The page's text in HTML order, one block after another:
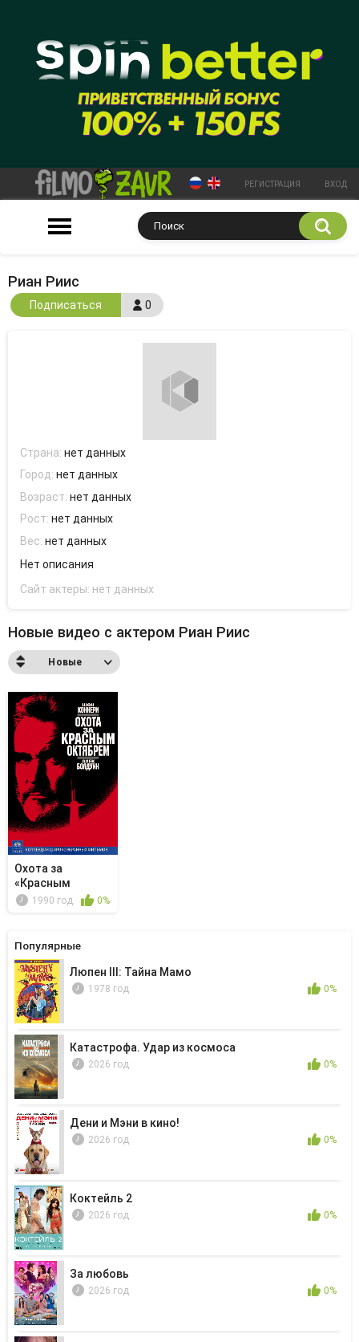
РЕГИСТРАЦИЯ ВХОД
Популярные
Люпен III: Тайна Мамо
1978 год 0%
Катастрофа. Удар из космоса
2026 год 0%
Дени и Мэни в кино!
2026 год 0%
Коктейль 2
2026 год 0%
За любовь
2026 год 0%
Риан Риис
0
Подписаться
Страна:нет данных
Город:нет данных
Возраст:нет данных
Рост:нет данных
Вес:нет данных
Нет описания
Сайт актеры: нет данных
Новые видео с актером Риан Риис
Новые
Охота за
«Красным
Октябрем»
1990 год 0%